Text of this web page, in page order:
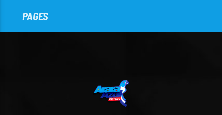
PAGES